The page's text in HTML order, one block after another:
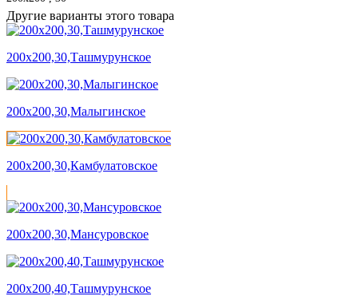
Другие варианты этого товара
200х200,30,Ташмурунское
200х200,30,Малыгинское
200х200,30,Камбулатовское
200х200,30,Мансуровское
200х200,40,Ташмурунское